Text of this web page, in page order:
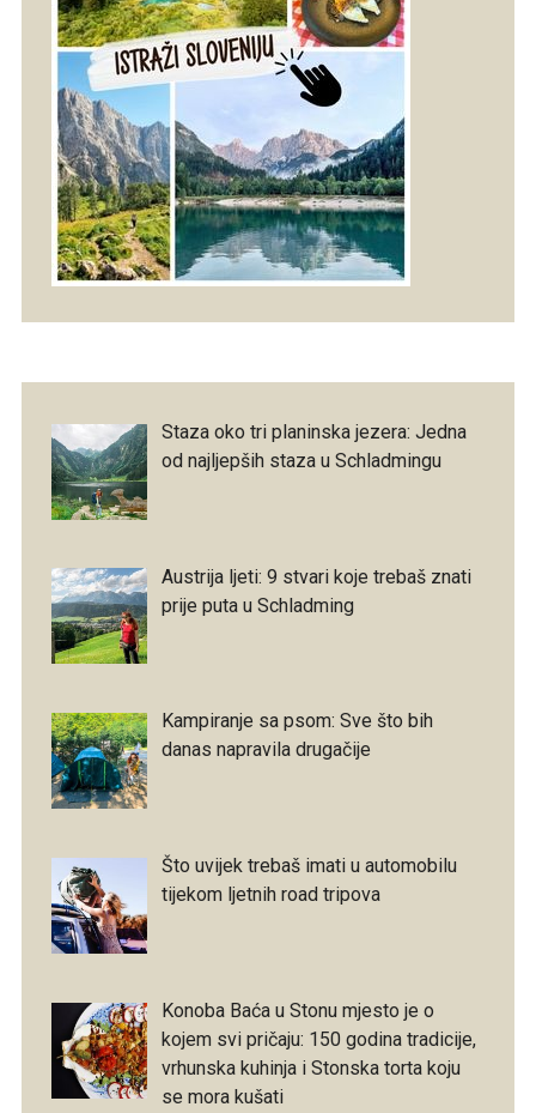
Staza oko tri planinska jezera: Jedna
od najljepših staza u Schladmingu
Austrija ljeti: 9 stvari koje trebaš znati
prije puta u Schladming
Kampiranje sa psom: Sve što bih
danas napravila drugačije
Što uvijek trebaš imati u automobilu
tijekom ljetnih road tripova
Konoba Baća u Stonu mjesto je o
kojem svi pričaju: 150 godina tradicije,
vrhunska kuhinja i Stonska torta koju
se mora kušati